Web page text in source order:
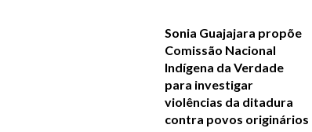
Sonia Guajajara propõe
Comissão Nacional
Indígena da Verdade
para investigar
violências da ditadura
contra povos originários